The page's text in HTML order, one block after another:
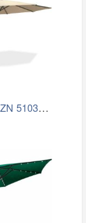
Fieldmann FDZN 5103 boční slunečník,…